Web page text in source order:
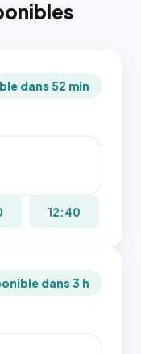
dans 52 min
12:40
dans 3 h